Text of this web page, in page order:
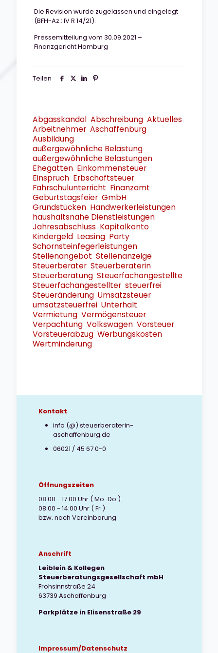
Die Revision wurde zugelassen und eingelegt
(BFH-Az.: IV R 14/21).
Pressemitteilung vom 30.09.2021 –
Finanzgericht Hamburg
Teilen
Abgasskandal Abschreibung Aktuelles
Arbeitnehmer Aschaffenburg
Ausbildung
außergewöhnliche Belastung
außergewöhnliche Belastungen
Ehegatten Einkommensteuer
Einspruch Erbschaftsteuer
Fahrschulunterricht Finanzamt
Geburtstagsfeier GmbH
Grundstücken Handwerkerleistungen
haushaltsnahe Dienstleistungen
Jahresabschluss Kapitalkonto
Kindergeld Leasing Party
Schornsteinfegerleistungen
Stellenangebot Stellenanzeige
Steuerberater Steuerberaterin
Steuerberatung Steuerfachangestellte
Steuerfachangestellter steuerfrei
Steueränderung Umsatzsteuer
umsatzsteuerfrei Unterhalt
Vermietung Vermögensteuer
Verpachtung Volkswagen Vorsteuer
Vorsteuerabzug Werbungskosten
Wertminderung
Kontakt
info (@) steuerberaterin-
aschaffenburg.de
06021 / 45 67 0-0
Öffnungszeiten
08:00 - 17:00 Uhr ( Mo-Do )
08:00 - 14:00 Uhr ( Fr )
bzw. nach Vereinbarung
Anschrift
Leiblein & Kollegen
Steuerberatungsgesellschaft mbH
Frohsinnstraße 24
63739 Aschaffenburg
Parkplätze in Elisenstraße 29
Impressum/Datenschutz